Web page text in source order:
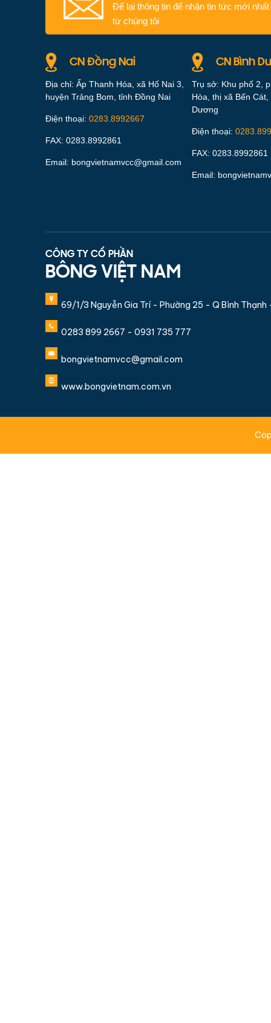
Để lại thông tin để nhận tin tức mới nhất
từ chúng tôi
CN Đồng Nai
Địa chỉ: Ấp Thanh Hóa, xã Hố Nai 3,
huyện Trảng Bom, tỉnh Đồng Nai
Điện thoại: 0283.8992667
FAX: 0283.8992861
Email: bongvietnamvcc@gmail.com
CN Bình
Trụ sở: Khu phố 2,
Hòa, thị xã Bến
Dương
Điện thoại:
FAX: 0283.8992861
Email:
CÔNG TY CỔ PHẦN
BÔNG VIỆT NAM
69/1/3 Nguyễn Gia Trí - Phường 25 - Q Bình Thạnh
0283 899 2667 - 0931 735 777
bongvietnamvcc@gmail.com
www.bongvietnam.com.vn